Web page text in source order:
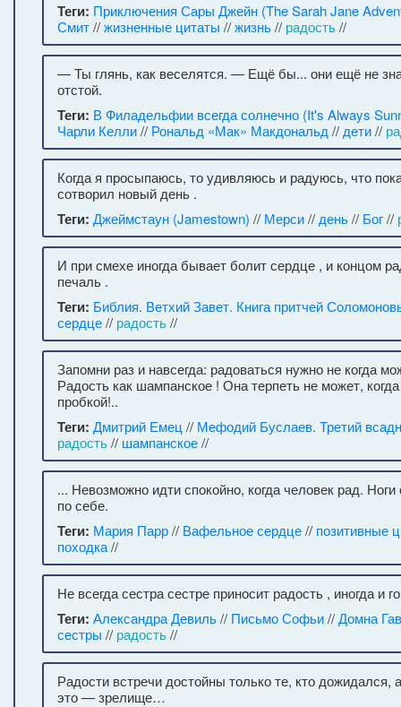
Теги: Приключения Сары Джейн (The Sarah Jane
Смит//жизненные цитаты //жизнь// радость//
— Ты глянь, как веселятся. — Ещё бы... они ещё не
отстой.
Теги: В Филадельфии всегда солнечно (It's Always
Чарли Келли// Рональд «Мак» Макдональд // дети//
Когда я просыпаюсь, то удивляюсь и радуюсь, что
сотворил новый день .
Теги: Джеймстаун (Jamestown) // Мерси// день// Бог//
И при смехе иногда бывает болит сердце , и концом
печаль .
Теги: Библия. Ветхий Завет. Книга притчей
сердце// радость//
Запомни раз и навсегда: радоваться нужно не когда
Радость как шампанское ! Она терпеть не может,
пробкой!..
Теги: Дмитрий Емец // Мефодий Буслаев. Третий
радость// шампанское//
... Невозможно идти спокойно, когда человек рад. Ноги
по себе.
Теги: Мария Парр// Вафельное сердце// позитивные
походка//
Не всегда сестра сестре приносит радость , иногда и
Теги: Александра Девиль// Письмо Софьи//Домна
сестры // радость//
Радости встречи достойны только те, кто дожидался,
это — зрелище…